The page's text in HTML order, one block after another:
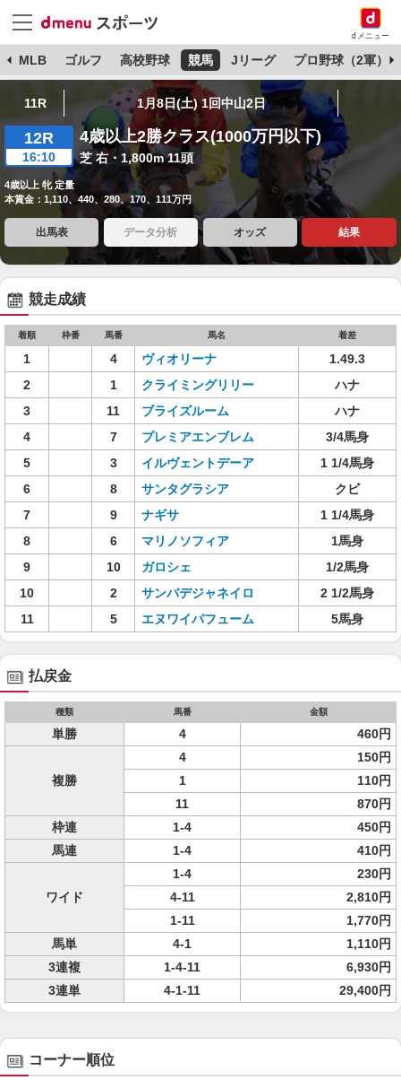
dメニュー
MLB ゴルフ 高校野球 競馬 Jリーグ プロ野球（2軍）
11R 1月8日(土) 1回中山2日
12R
16:10
4歳以上2勝クラス(1000万円以下)
芝 右・1,800m 11頭
4歳以上 牝 定量
本賞金：1,110、440、280、170、111万円
出馬表 データ分析 オッズ 結果
競走成績
着順 枠番 馬番 馬名 着差
1 4 ヴィオリーナ
1.49.3
2
1 クライミングリリー
ハナ
3
11 ブライズルーム
ハナ
4
7 プレミアエンブレム
3/4馬身
5
3 イルヴェントデーア
1 1/4馬身
6
8 サンタグラシア
クビ
7
9 ナギサ
1 1/4馬身
8
6 マリノソフィア
1馬身
9
10 ガロシェ
1/2馬身
10
2 サンバデジャネイロ
2 1/2馬身
11
5 エヌワイパフューム 5馬身
払戻金
種類 馬番 金額
単勝 4 460円
複勝
4
150円
1
110円
11
870円
枠連
1-4
450円
馬連
1-4 410円
ワイド
1-4
230円
4-11
2,810円
1-11
1,770円
馬単
4-1
1,110円
3連複
1-4-11
6,930円
3連単
4-1-11 29,400円
コーナー順位